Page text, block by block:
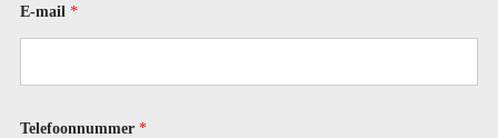
E
i
o
E-mail*
Telefoonnummer*